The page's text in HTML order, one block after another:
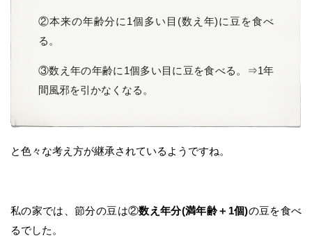
②本来の年齢分に1個多い目(数え年)に豆を食べ
る。
③数え年の年齢に1個多い目に豆を食べる。⇒1年
間風邪を引かなくなる。
と色々な考え方が継承されているようですね。
私の家では、節分の豆は②数え年分(満年齢＋1個)の豆を食べ
るでした。